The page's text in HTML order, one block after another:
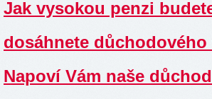
Jak vysokou penzi
dosáhnete důchodového
Napoví Vám naše